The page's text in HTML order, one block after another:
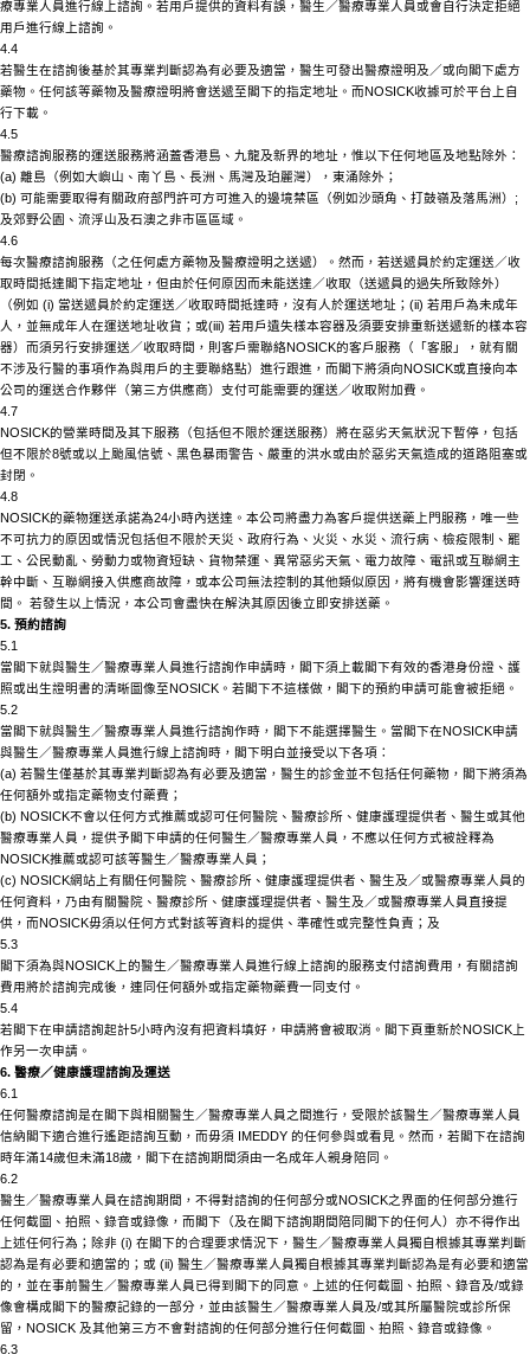
療專業人員進行線上諮詢。若用戶提供的資料有誤，醫生／醫療專業人員或會自行決定拒絕
用戶進行線上諮詢。
4.4
若醫生在諮詢後基於其專業判斷認為有必要及適當，醫生可發出醫療證明及／或向閣下處方
藥物。任何該等藥物及醫療證明將會送遞至閣下的指定地址。而NOSICK收據可於平台上自
行下載。
4.5
醫療諮詢服務的運送服務將涵蓋香港島、九龍及新界的地址，惟以下任何地區及地點除外：
(a) 離島（例如大嶼山、南丫島、長洲、馬灣及珀麗灣），東涌除外；
(b) 可能需要取得有關政府部門許可方可進入的邊境禁區（例如沙頭角、打鼓嶺及落馬洲）;
及郊野公園、流浮山及石澳之非市區區域。
4.6
每次醫療諮詢服務（之任何處方藥物及醫療證明之送遞）。然而，若送遞員於約定運送／收
取時間抵達閣下指定地址，但由於任何原因而未能送達／收取（送遞員的過失所致除外）
（例如 (i) 當送遞員於約定運送／收取時間抵達時，沒有人於運送地址；(ii) 若用戶為未成年
人，並無成年人在運送地址收貨；或(iii) 若用戶遺失樣本容器及須要安排重新送遞新的樣本容
器）而須另行安排運送／收取時間，則客戶需聯絡NOSICK的客戶服務（「客服」，就有關
不涉及行醫的事項作為與用戶的主要聯絡點）進行跟進，而閣下將須向NOSICK或直接向本
公司的運送合作夥伴（第三方供應商）支付可能需要的運送／收取附加費。
4.7
NOSICK的營業時間及其下服務（包括但不限於運送服務）將在惡劣天氣狀況下暫停，包括
但不限於8號或以上颱風信號、黑色暴雨警告、嚴重的洪水或由於惡劣天氣造成的道路阻塞或
封閉。
4.8
NOSICK的藥物運送承諾為24小時內送達。本公司將盡力為客戶提供送藥上門服務，唯一些
不可抗力的原因或情況包括但不限於天災、政府行為、火災、水災、流行病、檢疫限制、罷
工、公民動亂、勞動力或物資短缺、貨物禁運、異常惡劣天氣、電力故障、電訊或互聯網主
幹中斷、互聯網接入供應商故障，或本公司無法控制的其他類似原因，將有機會影響運送時
間。 若發生以上情況，本公司會盡快在解決其原因後立即安排送藥。
5. 預約諮詢
5.1
當閣下就與醫生／醫療專業人員進行諮詢作申請時，閣下須上載閣下有效的香港身份證、護
照或出生證明書的清晰圖像至NOSICK 。若閣下不這樣做，閣下的預約申請可能會被拒絕。
5.2
當閣下就與醫生／醫療專業人員進行諮詢作時，閣下不能選擇醫生。當閣下在NOSICK申請
與醫生／醫療專業人員進行線上諮詢時，閣下明白並接受以下各項：
(a) 若醫生僅基於其專業判斷認為有必要及適當，醫生的診金並不包括任何藥物，閣下將須為
任何額外或指定藥物支付藥費；
(b) NOSICK不會以任何方式推薦或認可任何醫院、醫療診所、健康護理提供者、醫生或其他
醫療專業人員，提供予閣下申請的任何醫生／醫療專業人員，不應以任何方式被詮釋為
NOSICK推薦或認可該等醫生／醫療專業人員；
(c) NOSICK網站上有關任何醫院、醫療診所、健康護理提供者、醫生及／或醫療專業人員的
任何資料，乃由有關醫院、醫療診所、健康護理提供者、醫生及／或醫療專業人員直接提
供，而NOSICK毋須以任何方式對該等資料的提供、準確性或完整性負責；及
5.3
閣下須為與NOSICK 上的醫生／醫療專業人員進行線上諮詢的服務支付諮詢費用，有關諮詢
費用將於諮詢完成後，連同任何額外或指定藥物藥費一同支付。
5.4
若閣下在申請諮詢起計5小時內沒有把資料填好，申請將會被取消。閣下頁重新於NOSICK 上
作另一次申請。
6. 醫療／健康護理諮詢及運送
6.1
任何醫療諮詢是在閣下與相關醫生／醫療專業人員之間進行，受限於該醫生／醫療專業人員
信納閣下適合進行遙距諮詢互動，而毋須 IMEDDY 的任何參與或看見。然而，若閣下在諮詢
時年滿14歲但未滿18歲，閣下在諮詢期間須由一名成年人親身陪同。
6.2
醫生／醫療專業人員在諮詢期間，不得對諮詢的任何部分或NOSICK之界面的任何部分進行
任何截圖、拍照、錄音或錄像，而閣下（及在閣下諮詢期間陪同閣下的任何人）亦不得作出
上述任何行為；除非 (i) 在閣下的合理要求情況下，醫生／醫療專業人員獨自根據其專業判斷
認為是有必要和適當的；或 (ii) 醫生／醫療專業人員獨自根據其專業判斷認為是有必要和適當
的，並在事前醫生／醫療專業人員已得到閣下的同意。上述的任何截圖、拍照、錄音及/或錄
像會構成閣下的醫療記錄的一部分，並由該醫生／醫療專業人員及/或其所屬醫院或診所保
留， NOSICK 及其他第三方不會對諮詢的任何部分進行任何截圖、拍照、錄音或錄像。
6.3